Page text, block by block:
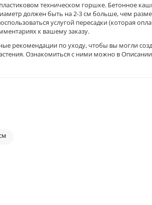
пластиковом техническом горшке. Бетонное
должен быть на 2-3 см больше, чем
услугой пересадки (которая
к вашему заказу.
рекомендации по уходу, чтобы вы могли
Ознакомиться с ними можно в